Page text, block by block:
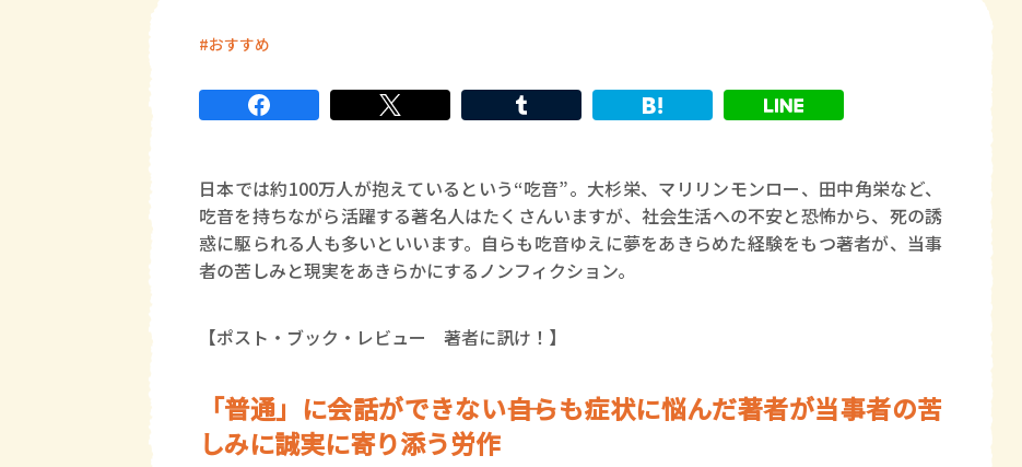
おすすめ
日本では約100万人が抱えているという“吃音”。大杉栄、マリリンモンロー、田中角栄など、
吃音を持ちながら活躍する著名人はたくさんいますが、社会生活への不安と恐怖から、死の誘
惑に駆られる人も多いといいます。自らも吃音ゆえに夢をあきらめた経験をもつ著者が、当事
者の苦しみと現実をあきらかにするノンフィクション。
【ポスト・ブック・レビュー 著者に訊け！】
「普通」に会話ができない――自らも症状に悩んだ著者が当事者の苦
しみに誠実に寄り添う労作